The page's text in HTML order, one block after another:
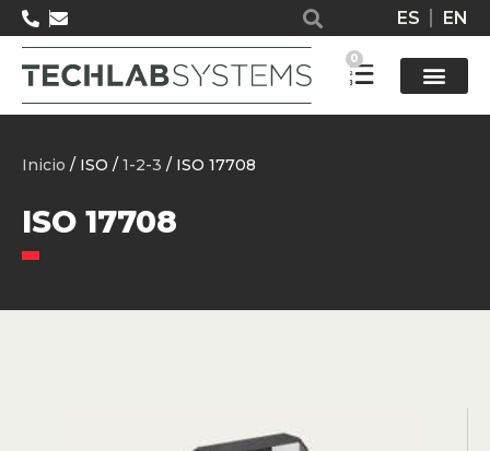
ES EN
0
Inicio / ISO / 1-2-3 / ISO 17708
ISO 17708